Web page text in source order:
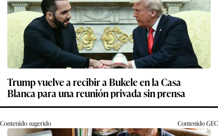
Trump vuelve a recibir a Bukele en la Casa
Blanca para una reunión privada sin prensa
Contenido sugerido ContenidoGEC